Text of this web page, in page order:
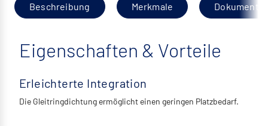
Beschreibung Merkmale
Eigenschaften & Vorteile
Erleichterte Integration
Die Gleitringdichtung ermöglicht einen geringen Platzbedarf.